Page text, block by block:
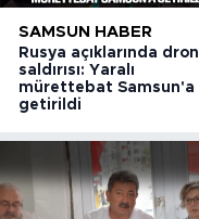
SAMSUN HABER
Rusya açıklarında dron
saldırısı: Yaralı
mürettebat Samsun'a
getirildi